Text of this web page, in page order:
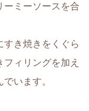
ーミーソースを合
すき焼きをくぐら
ィリングを加え
います。